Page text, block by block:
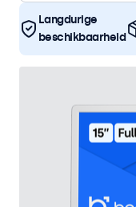
Langdurige
beschikbaarheid